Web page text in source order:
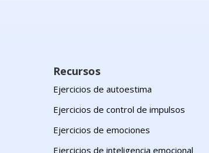
Recursos
Ejercicios de autoestima
Ejercicios de control de impulsos
Ejercicios de emociones
Ejercicios de inteligencia emocional